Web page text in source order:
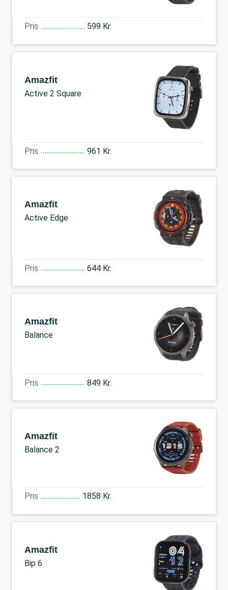
Pris 599 Kr.
Amazfit
Active 2 Square
Pris 961 Kr.
Amazfit
Active Edge
Pris 644 Kr.
Amazfit
Balance
Pris 849 Kr.
Amazfit
Balance 2
Pris 1858 Kr.
Amazfit
Bip 6